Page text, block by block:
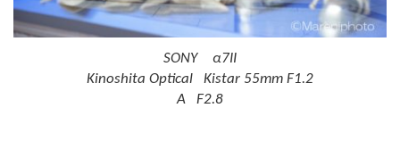
SONY α7II
Kinoshita Optical Kistar 55mm F1.2
A F2.8